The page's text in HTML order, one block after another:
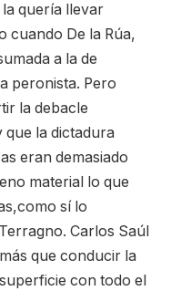
quería llevar
cuando De la Rúa,
a la de
peronista. Pero
la debacle
que la dictadura
eran demasiado
material lo que
sí lo
Carlos Saúl
que conducir la
con todo el